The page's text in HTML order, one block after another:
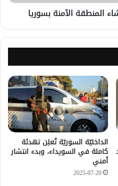
المنطقة الآمنة بسوريا
الداخليّة السوريّة تُعلِن تهدئة
كاملة في السويداء، وبدء انتشار
أمني
2025-07-20